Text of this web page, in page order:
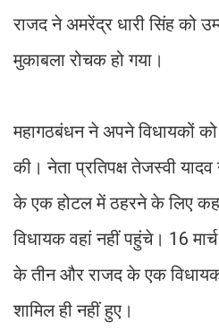
राजद ने अमरेंद्र धारी सिंह को
मुकाबला रोचक हो गया।
महागठबंधन ने अपने विधायकों
की। नेता प्रतिपक्ष तेजस्वी
के एक होटल में ठहरने के लिए
विधायक वहां नहीं पहुंचे। 16
के तीन और राजद के एक
शामिल ही नहीं हुए।